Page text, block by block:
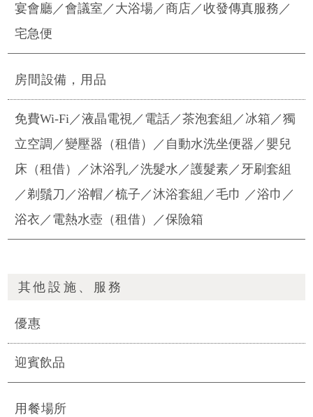
宴會廳／會議室／大浴場／商店／收發傳真服務／
宅急便
房間設備，用品
免費Wi-Fi／液晶電視／電話／茶泡套組／冰箱／獨
立空調／變壓器（租借）／ 自動水洗坐便器／嬰兒
床（租借）／沐浴乳／洗髮水／護髮素／ 牙刷套組
／剃鬚刀／浴帽／梳子／沐浴套組／毛巾 ／浴巾／
浴衣／電熱水壺（租借）／保險箱
其他設施、服務
優惠
迎賓飲品
用餐場所